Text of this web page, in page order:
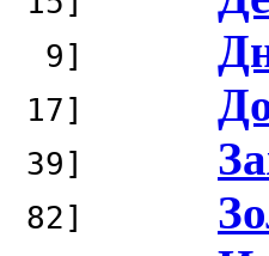
[ 9]
[ 17]
[ 39]
[ 82]